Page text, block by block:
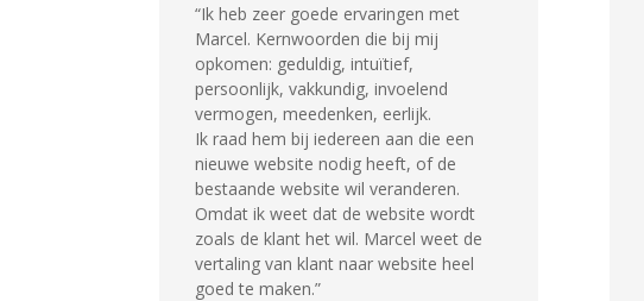
“Ik heb zeer goede ervaringen met
Marcel. Kernwoorden die bij mij
opkomen: geduldig, intuïtief,
persoonlijk, vakkundig, invoelend
vermogen, meedenken, eerlijk.
Ik raad hem bij iedereen aan die een
nieuwe website nodig heeft, of de
bestaande website wil veranderen.
Omdat ik weet dat de website wordt
zoals de klant het wil. Marcel weet de
vertaling van klant naar website heel
goed te maken.”